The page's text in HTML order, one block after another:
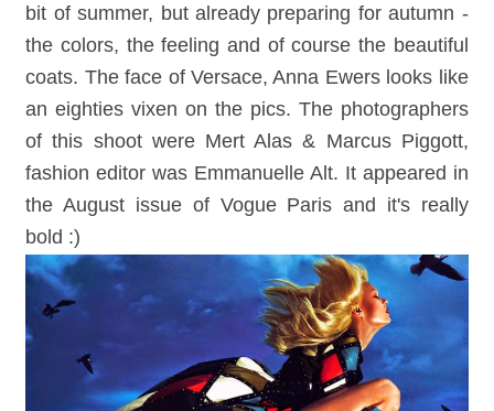
bit of summer, but already preparing for autumn -
the colors, the feeling and of course the beautiful
coats. The face of Versace, Anna Ewers looks like
an eighties vixen on the pics. The photographers
of this shoot were Mert Alas & Marcus Piggott,
fashion editor was Emmanuelle Alt. It appeared in
the August issue of Vogue Paris and it's really
bold :)